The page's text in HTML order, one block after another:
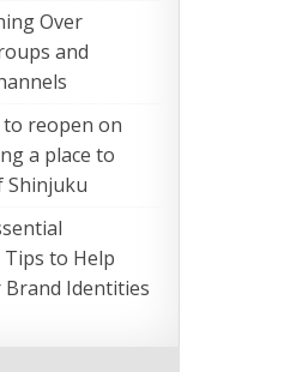
Over
and
reopen on
a place to
Shinjuku
to Help
Identities